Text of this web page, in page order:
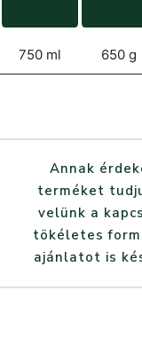
750 ml 650 g
Annak
terméket
velünk a
tökéletes
ajánlatot is